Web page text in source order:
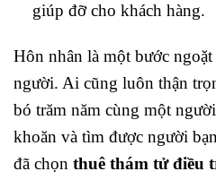
giúp đỡ cho khách hàng.
Hôn nhân là một bước
người. Ai cũng luôn thận
bó trăm năm cùng một
khoăn và tìm được người
đã chọn thuê thám tử điều